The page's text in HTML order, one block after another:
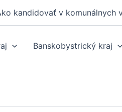
kandidovať v komunálnych
Banskobystrický kraj